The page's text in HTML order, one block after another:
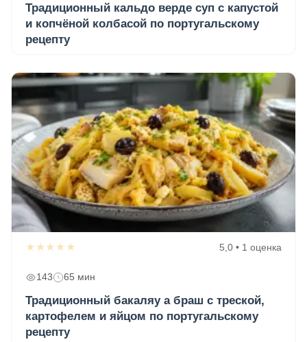
Традиционный кальдо верде суп с капустой
и копчёной колбасой по португальскому
рецепту
★★★★★ 5,0 • 1 оценка
143 65 мин
Традиционный бакаляу а браш с треской,
картофелем и яйцом по португальскому
рецепту